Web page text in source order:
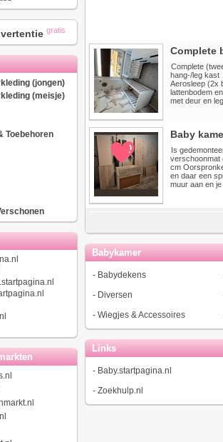
gratis
(jongen)
(meisje)
Toebehoren
Complete
Complete
hang-/leg kast
Aerosleep (2x
lattenbodem
met deur en
Baby
Is
verschoonmat
cm
en daar een
muur aan en je
Babykamer
- Babydekens
- Diversen
- Wiegjes & Accessoires
Links
- Baby.startpagina.nl
- Zoekhulp.nl